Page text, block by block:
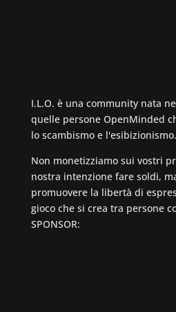
I.L.O. è una community nata
quelle persone OpenMinded
lo scambismo e l'esibizionismo.
Non monetizziamo sui vostri
nostra intenzione fare soldi,
promuovere la libertà di
gioco che si crea tra persone
SPONSOR: